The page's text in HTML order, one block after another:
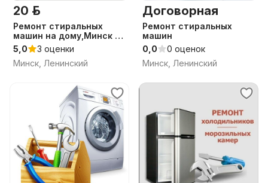
20 р.
Ремонт стиральных
машин на дому,Минск и
район
5,0
3 оценки
Минск, Ленинский
Договорная
Ремонт стиральных
машин
0,0
0 оценок
Минск, Ленинский